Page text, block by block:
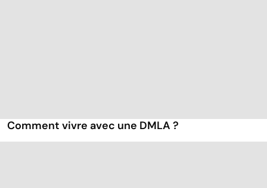
Comment vivre avec une DMLA ?